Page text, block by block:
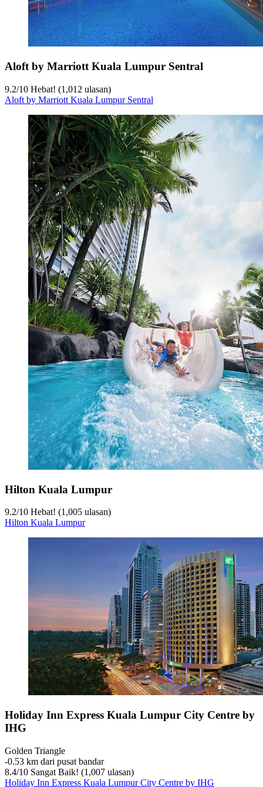
Aloft by Marriott Kuala Lumpur Sentral
9.2/10 Hebat! (1,012 ulasan)
Aloft by Marriott Kuala Lumpur Sentral
Hilton Kuala Lumpur
9.2/10 Hebat! (1,005 ulasan)
Hilton Kuala Lumpur
Holiday Inn Express Kuala Lumpur City Centre by
IHG
Golden Triangle
‐0.53 km dari pusat bandar
8.4/10 Sangat Baik! (1,007 ulasan)
Holiday Inn Express Kuala Lumpur City Centre by IHG